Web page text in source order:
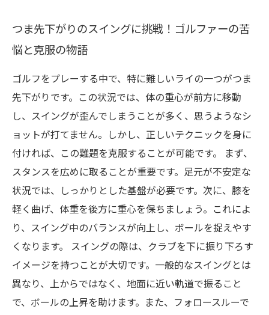
方法の紹介
初心者から上級者まで、全ゴルファーが使える
実践的なアドバイス
つま先下がりライを克服するための練習法と心
構え
ゴルフプレーを変える！自信を持ってスイング
できる未来へ
つま先下がりのスイングに挑戦！ゴルファーの苦
悩と克服の物語
ゴルフをプレーする中で、特に難しいライの一つがつま
先下がりです。この状況では、体の重心が前方に移動
し、スイングが歪んでしまうことが多く、思うようなシ
ョットが打てません。しかし、正しいテクニックを身に
付ければ、この難題を克服することが可能です。 まず、
スタンスを広めに取ることが重要です。足元が不安定な
状況では、しっかりとした基盤が必要です。次に、膝を
軽く曲げ、体重を後方に重心を保ちましょう。これによ
り、スイング中のバランスが向上し、ボールを捉えやす
くなります。 スイングの際は、クラブを下に振り下ろす
イメージを持つことが大切です。一般的なスイングとは
異なり、上からではなく、地面に近い軌道で振ること
で、ボールの上昇を助けます。また、フォロースルーで